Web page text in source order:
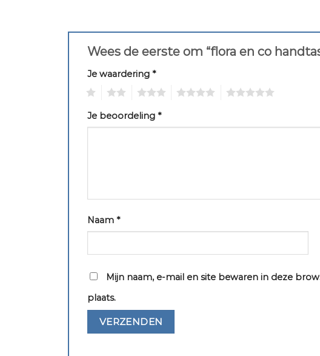
Wees de eerste om “flora en co
Je waardering *
Je beoordeling *
Naam *
Mijn naam, e-mail en site bewaren in deze
plaats.